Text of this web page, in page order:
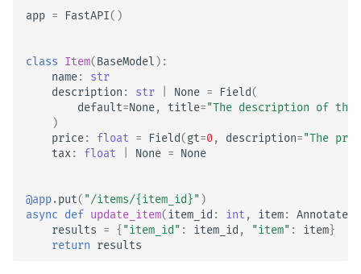
Seguridad Avanzada
Usar el Request Directamente
Usando Dataclasses
Middleware Avanzado
Detrás de un Proxy
Escribir pruebas para una
base de datos
Usar los códigos de estado
antiguos 403 para errores de
autenticación
Response class
File, HTML, Redirect,
Streaming, etc.
Server-Sent Events -
EventSourceResponse and
Middleware
OpenAPI
app = FastAPI()
class Item(BaseModel ):
name:
str
description : str None = Field(
default=None, title="The description of the
)
price: float = Field(gt=0, description="The
tax: float None = None
@app.put( "/items/{item_id}" )
async def update_item(item_id : int , item: Annotated
results = { "item_id" : item_id , "item" : item}
return results